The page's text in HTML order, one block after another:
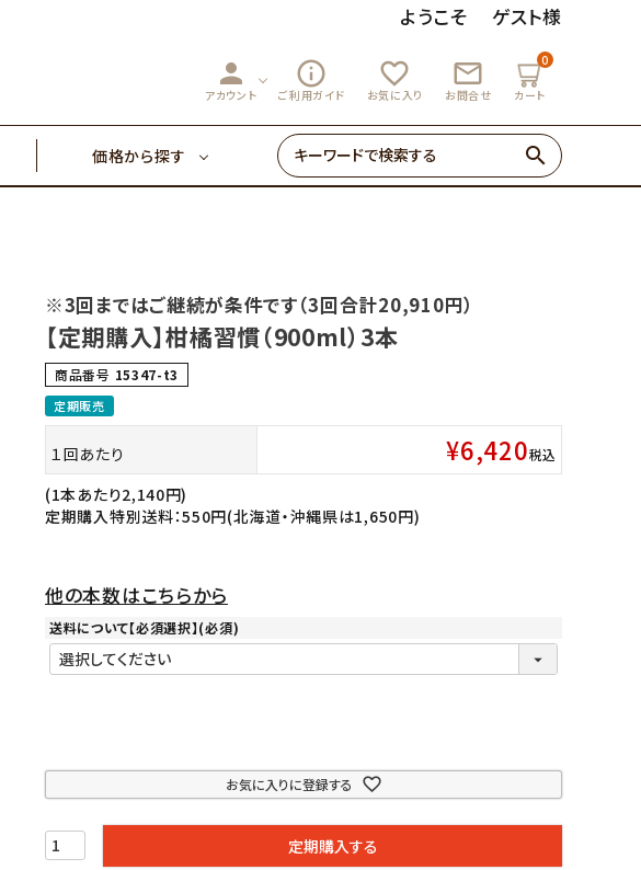
ようこそ ゲスト様
person
アカウント
info_outline
ご利用ガイド
favorite_outline
お気に入り
mail_outline
お問合せ
0
カート
辛味調味料・塩
ポスト投函商品
価格から探す
7,000円～
search
マーマレード
辛味調味料・塩 ゼリー・あめ
3,000円～
※3回まではご継続が条件です（3回合計20,910円）
【定期購入】柑橘習慣（900ml）3本
商品番号 15347-t3
定期販売
１回あたり ¥6,420税込
(1本あたり2,140円)
定期購入特別送料：550円(北海道・沖縄県は1,650円)
他の本数はこちらから
送料について【必須選択】(必須)
お気に入りに登録する
定期購入する